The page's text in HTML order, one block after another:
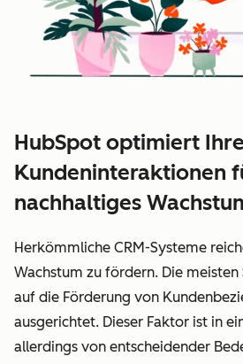
HubSpot optimiert Ihre
Kundeninteraktionen
nachhaltiges
Herkömmliche CRM-Systeme
Wachstum zu fördern. Die
auf die Förderung von
ausgerichtet. Dieser Faktor ist in
allerdings von entscheidender